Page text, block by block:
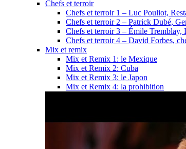
Chefs et terroir
Chefs et terroir 1 – Luc Pouliot,
Chefs et terroir 2 – Patrick Dubé,
Chefs et terroir 3 – Émile Tremblay,
Chefs et terroir 4 – David Forbes,
Mix et remix
Mix et Remix 1: le Mexique
Mix et Remix 2: Cuba
Mix et Remix 3: le Japon
Mix et Remix 4: la prohibition